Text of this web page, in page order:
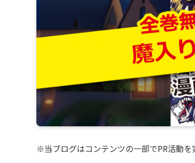
※当ブログはコンテンツの一部でPR活動を